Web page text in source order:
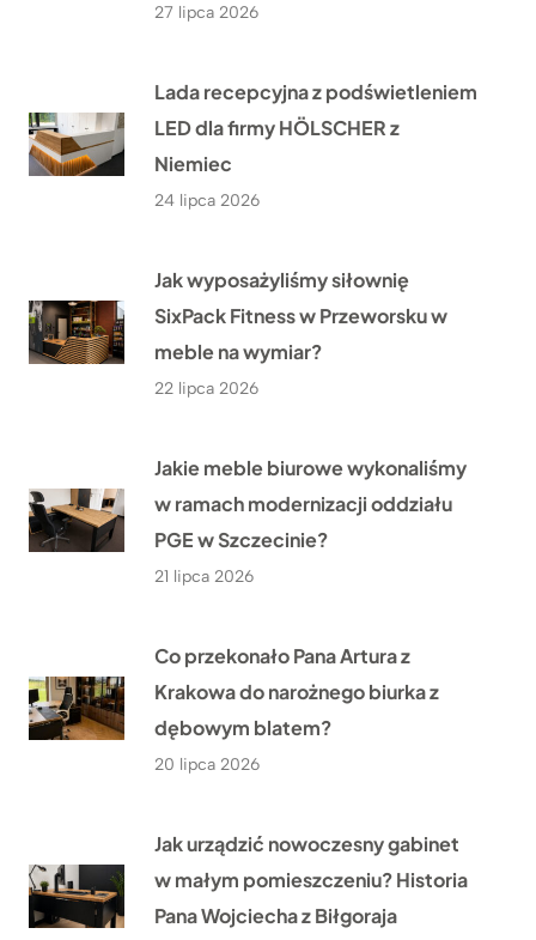
27 lipca 2026
Lada recepcyjna z podświetleniem
LED dla firmy HÖLSCHER z
Niemiec
24 lipca 2026
Jak wyposażyliśmy siłownię
SixPack Fitness w Przeworsku w
meble na wymiar?
22 lipca 2026
Jakie meble biurowe wykonaliśmy
w ramach modernizacji oddziału
PGE w Szczecinie?
21 lipca 2026
Co przekonało Pana Artura z
Krakowa do narożnego biurka z
dębowym blatem?
20 lipca 2026
Jak urządzić nowoczesny gabinet
w małym pomieszczeniu? Historia
Pana Wojciecha z Biłgoraja